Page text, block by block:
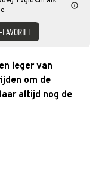
leger van
om de
altijd nog de